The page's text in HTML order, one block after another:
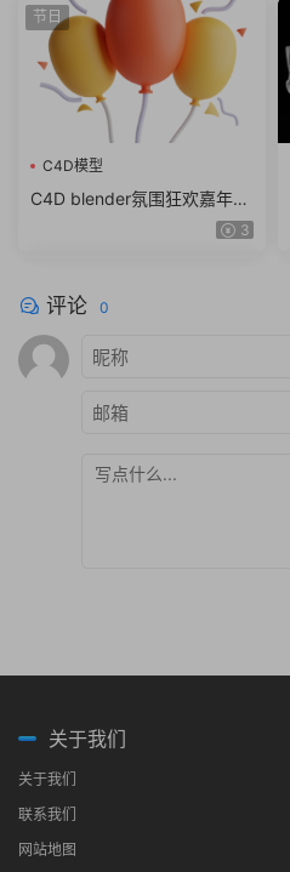
节日
C4D模型
C4D blender氛围狂欢嘉年华
锣鼓棉花糖图标fbx obj模型3
评论 0
关于我们
关于我们
联系我们
网站地图